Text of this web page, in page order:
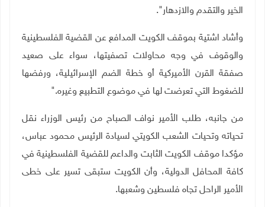
الخير والتقدم والازدهار".
وأشاد اشتية بموقف الكويت المدافع عن القضية الفلسطينية
والوقوف في وجه محاولات تصفيتها، سواء على صعيد
صفقة القرن الأميركية أو خطة الضم الإسرائيلية، ورفضها
للضغوط التي تعرضت لها في موضوع التطبيع وغيره".
من جانبه، طلب الأمير نواف الصباح من رئيس الوزراء نقل
تحياته وتحيات الشعب الكويتي لسيادة الرئيس محمود عباس،
مؤكدا موقف الكويت الثابت والداعم للقضية الفلسطينية في
كافة المحافل الدولية، وأن الكويت ستبقى تسير على خطى
الأمير الراحل تجاه فلسطين وشعبها.